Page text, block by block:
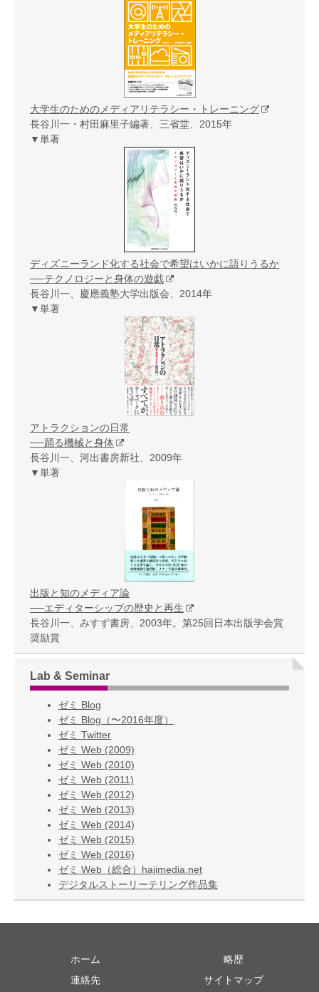
大学生のためのメディアリテラシー・トレーニング
長谷川一・村田麻里子編著、三省堂、2015年
▼単著
ディズニーランド化する社会で希望はいかに語りうるか
──テクノロジーと身体の遊戯
長谷川一、慶應義塾大学出版会、2014年
▼単著
アトラクションの日常
──踊る機械と身体
長谷川一、河出書房新社、2009年
▼単著
出版と知のメディア論
──エディターシップの歴史と再生
長谷川一、みすず書房、2003年。第25回日本出版学会賞
奨励賞
Lab & Seminar
ゼミ Blog
ゼミ Blog（〜2016年度）
ゼミ Twitter
ゼミ Web (2009)
ゼミ Web (2010)
ゼミ Web (2011)
ゼミ Web (2012)
ゼミ Web (2013)
ゼミ Web (2014)
ゼミ Web (2015)
ゼミ Web (2016)
ゼミ Web（総合）hajimedia.net
デジタルストーリーテリング作品集
ホーム
略歴
連絡先
サイトマップ